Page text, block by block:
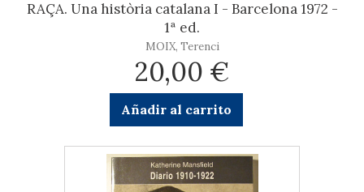
RAÇA. Una història catalana I - Barcelona 1972 -
1ª ed.
MOIX, Terenci
20,00 €
Añadir al carrito